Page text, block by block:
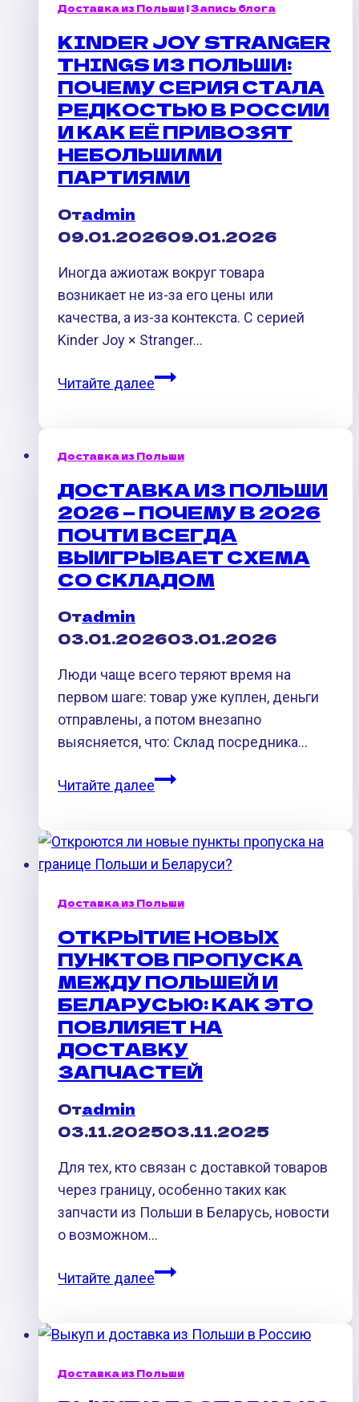
через
Беларусь
2026:
сроки,
цены,
лимиты
Доставка из Польши|Запись блога
KINDER JOY STRANGER
THINGS ИЗ ПОЛЬШИ:
ПОЧЕМУ СЕРИЯ СТАЛА
РЕДКОСТЬЮ В РОССИИ
И КАК ЕЁ ПРИВОЗЯТ
НЕБОЛЬШИМИ
ПАРТИЯМИ
Отadmin
09.01.202609.01.2026
Иногда ажиотаж вокруг товара
возникает не из-за его цены или
качества, а из-за контекста. С серией
Kinder Joy × Stranger…
Читайте далееKinder
из
Польши:
почему
серия
стала
редкостью
и
как
её
привозят
небольшими
Доставка из Польши
ДОСТАВКА ИЗ ПОЛЬШИ
2026 — ПОЧЕМУ В 2026
ПОЧТИ ВСЕГДА
ВЫИГРЫВАЕТ СХЕМА
СО СКЛАДОМ
Отadmin
03.01.202603.01.2026
Люди чаще всего теряют время на
первом шаге: товар уже куплен, деньги
отправлены, а потом внезапно
выясняется, что: Склад посредника…
Читайте далееДоставка
2026
—
в
2026
почти
всегда
выигрывает
схема
со
складом
Доставка из Польши
ОТКРЫТИЕ НОВЫХ
ПУНКТОВ ПРОПУСКА
МЕЖДУ ПОЛЬШЕЙ И
БЕЛАРУСЬЮ: КАК ЭТО
ПОВЛИЯЕТ НА
ДОСТАВКУ
ЗАПЧАСТЕЙ
Отadmin
03.11.202503.11.2025
Для тех, кто связан с доставкой товаров
через границу, особенно таких как
запчасти из Польши в Беларусь, новости
о возможном…
Читайте далееОткрытие
пропуска
Польшей
Доставка из Польши